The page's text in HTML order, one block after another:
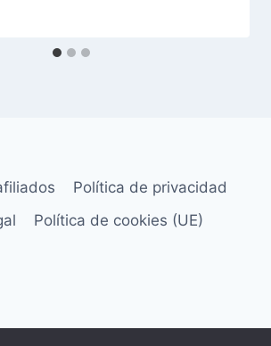
Política de privacidad
Política de cookies (UE)